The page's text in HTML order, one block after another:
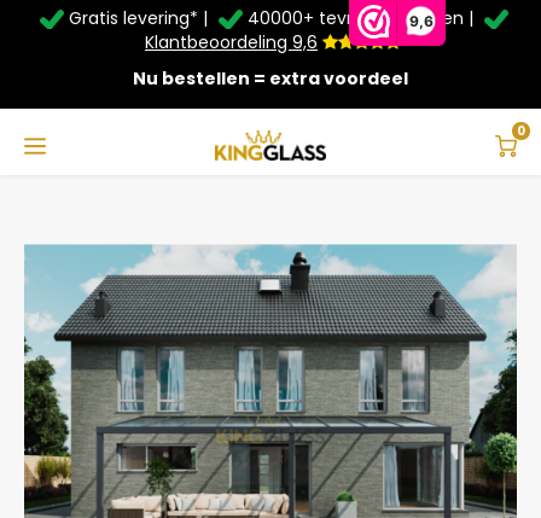
9,6
Service & Contact
Bezorging
Afhalen
Montage
Betaalmethoden
Garantie
Taal
Gratis levering* |
40000+ tevreden klanten |
Klantbeoordeling 9,6
Nu bestellen = extra voordeel
0
Zomer Deals: Tot 20% kortingop schuifwanden en
veranda's +€20extra kassa korting*
Veranda | Polycarbonaat | Antraciet | 9.06 x 4 meter